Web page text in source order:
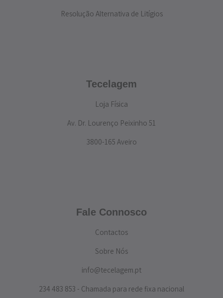
Resolução Alternativa de Litígios
Tecelagem
Loja Física
Av. Dr. Lourenço Peixinho 51
3800-165 Aveiro
Fale Connosco
Contactos
Sobre Nós
info@tecelagem.pt
234 483 853 - Chamada para rede fixa nacional